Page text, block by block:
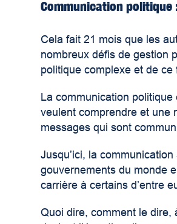
Communication politique
Cela fait 21 mois que les
nombreux défis de gestion
politique complexe et de
La communication
veulent comprendre et une
messages qui sont
Jusqu’ici, la
gouvernements du monde
carrière à certains d’entre
Quoi dire, comment le dire,